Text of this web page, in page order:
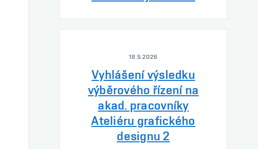
18.5.2026
Vyhlášení výsledku
výběrového řízení na
akad. pracovníky
Ateliéru grafického
designu 2